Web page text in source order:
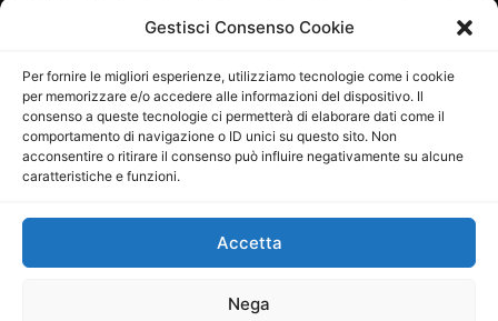
Gestisci Consenso Cookie
Per fornire le migliori esperienze, utilizziamo tecnologie come i cookie
per memorizzare e/o accedere alle informazioni del dispositivo. Il
consenso a queste tecnologie ci permetterà di elaborare dati come il
comportamento di navigazione o ID unici su questo sito. Non
acconsentire o ritirare il consenso può influire negativamente su alcune
caratteristiche e funzioni.
Accetta
Nega
29/09/2015
Direttore Editoriale: Maurizio Scaglione
Direttore Responsabile: Maria Calabrese
P.IVA: 06334930820
Mercurio Comunicazione Società Cooperativa a r.l. è
iscritta al Registro degli Operatori di Comunicazione al